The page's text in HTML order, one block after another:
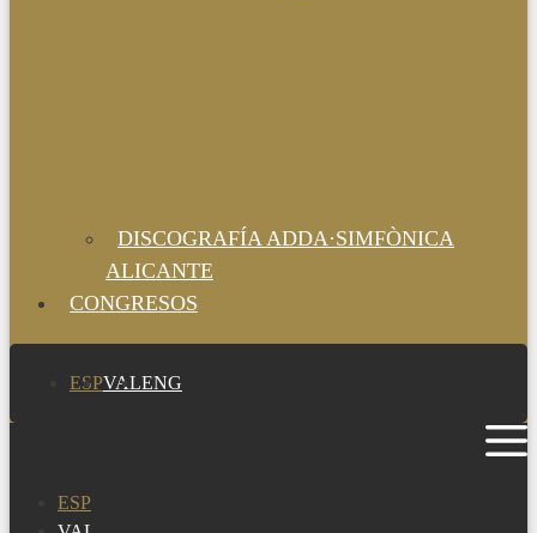
DISCOGRAFÍA ADDA·SIMFÒNICA
ALICANTE
CONGRESOS
ESPVALENG
ESP